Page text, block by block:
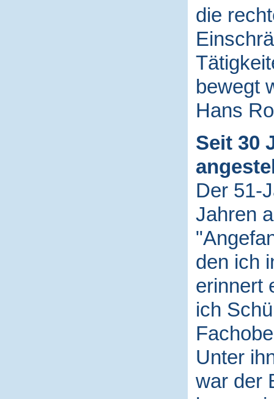
die
bewegt
Hans
Seit 30
Der 51-
Jahren
den ich
erinnert
ich
Unter
war der